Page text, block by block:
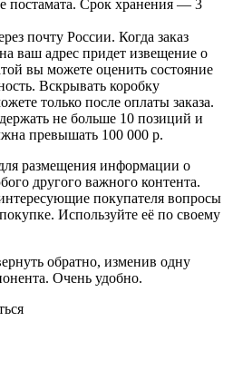
постамата. Срок хранения — 3
почту России. Когда заказ
ваш адрес придет извещение о
вы можете оценить состояние
Вскрывать коробку
только после оплаты заказа.
не больше 10 позиций и
превышать 100 000 р.
размещения информации о
другого важного контента.
покупателя вопросы
Используйте её по своему
обратно, изменив одну
Очень удобно.